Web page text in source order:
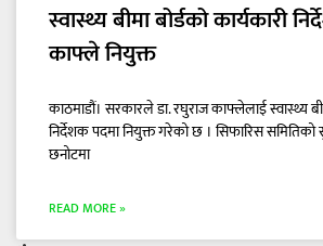
स्वास्थ्य बीमा बोर्डको कार्यकारी
काफ्ले नियुक्त
काठमाडौं। सरकारले डा. रघुराज काफ्लेलाई स्वास्थ्य
निर्देशक पदमा नियुक्त गरेको छ । सिफारिस
छनोटमा
READ MORE »